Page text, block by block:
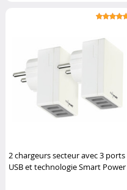
2 chargeurs secteur avec 3 ports
USB et technologie Smart Power